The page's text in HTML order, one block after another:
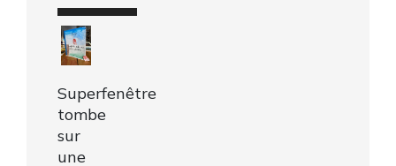
Superfenêtre
tombe
sur
une